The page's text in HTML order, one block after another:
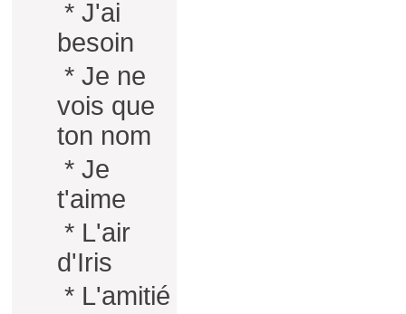
* J'ai
besoin
* Je ne
vois que
ton nom
* Je
t'aime
* L'air
d'Iris
* L'amitié